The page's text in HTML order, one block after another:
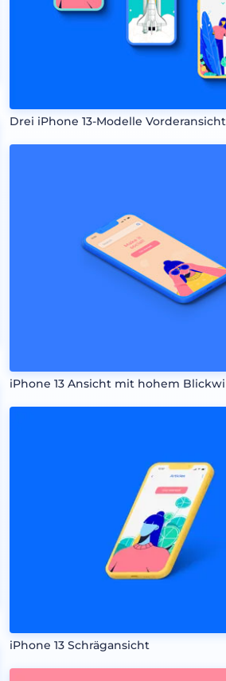
Drei iPhone 13-Modelle Vorderansicht
iPhone 13 Ansicht mit hohem
iPhone 13 Schrägansicht